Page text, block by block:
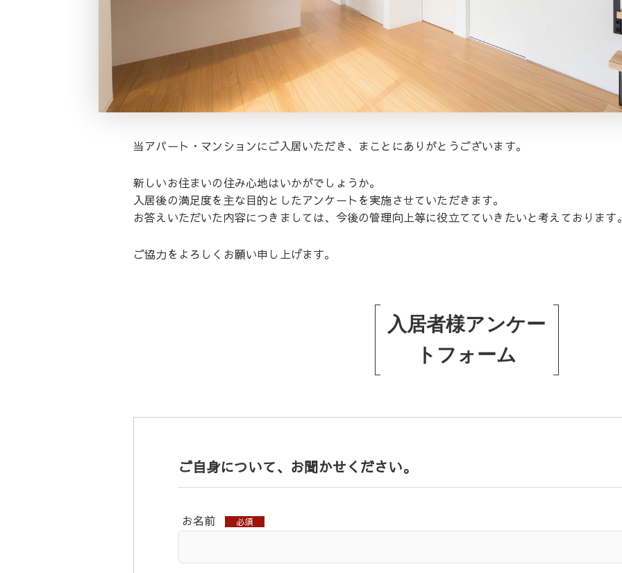
当アパート・マンションにご入居いただき、まことにありがとうございます。
新しいお住まいの住み心地はいかがでしょうか。
入居後の満足度を主な目的としたアンケートを実施させていただきます。
お答えいただいた内容につきましては、今後の管理向上等に役立てていきたいと考えております
ご協力をよろしくお願い申し上げます。
入居者様アンケー
トフォーム
ご自身について、お聞かせください。
お名前 必須